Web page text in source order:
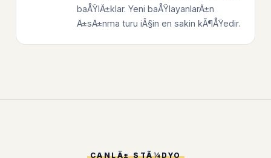
baÅŸlÄ±klar. Yeni baÅŸlayanlarÄ±n
Ä±sÄ±nma turu iÃ§in en sakin kÃ¶ÅŸedir.
CANLÄ± STÃ¼DYO